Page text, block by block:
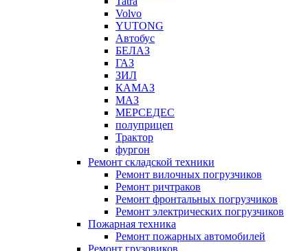
Volvo
YUTONG
Автобус
БЕЛАЗ
ГАЗ
ЗИЛ
КАМАЗ
МАЗ
МЕРСЕДЕС
полуприцеп
Трактор
фургон
Ремонт складской техники
Ремонт вилочных погрузчиков
Ремонт ричтраков
Ремонт фронтальных погрузчиков
Ремонт электрических погрузчиков
Пожарная техника
Ремонт пожарных автомобилей
Ремонт грузовиков